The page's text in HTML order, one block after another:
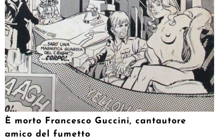
È morto Francesco Guccini, cantautore
amico del fumetto